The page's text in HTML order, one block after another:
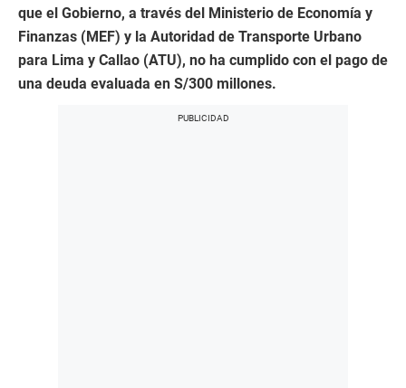
que el Gobierno, a través del Ministerio de Economía y
Finanzas (MEF) y la Autoridad de Transporte Urbano
para Lima y Callao (ATU), no ha cumplido con el pago de
una deuda evaluada en S/300 millones.